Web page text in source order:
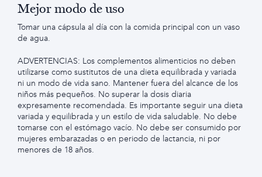
Mejor modo de uso
Tomar una cápsula al día con la comida principal con un vaso
de agua.
ADVERTENCIAS: Los complementos alimenticios no deben
utilizarse como sustitutos de una dieta equilibrada y variada
ni un modo de vida sano. Mantener fuera del alcance de los
niños más pequeños. No superar la dosis diaria
expresamente recomendada. Es importante seguir una dieta
variada y equilibrada y un estilo de vida saludable. No debe
tomarse con el estómago vacío. No debe ser consumido por
mujeres embarazadas o en periodo de lactancia, ni por
menores de 18 años.